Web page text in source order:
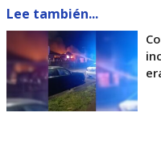
Lee también...